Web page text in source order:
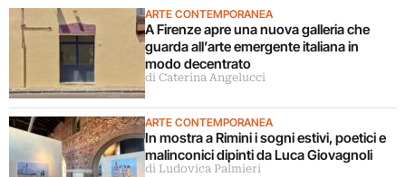
ARTE CONTEMPORANEA
A Firenze apre una nuova galleria che
guarda all’arte emergente italiana in
modo decentrato
di Caterina Angelucci
ARTE CONTEMPORANEA
In mostra a Rimini i sogni estivi, poetici e
malinconici dipinti da Luca Giovagnoli
di Ludovica Palmieri